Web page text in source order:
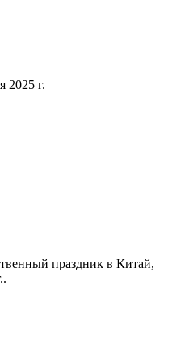
2025 г.
праздник в Китай,